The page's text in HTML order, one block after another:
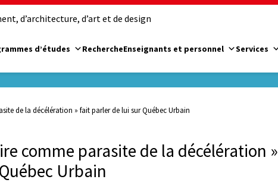
d’architecture, d’art et de design
d’études RechercheEnseignants et personnel Services
de la décélération » fait parler de lui sur Québec Urbain
comme parasite de la décélération »
Urbain